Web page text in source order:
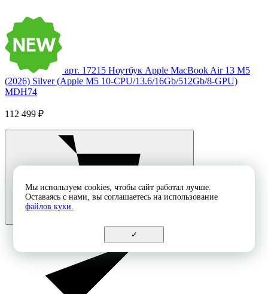
арт. 17215 Ноутбук Apple MacBook Air 13 M5
(2026) Silver (Apple M5 10-CPU/13.6/16Gb/512Gb/8-GPU)
MDH74
112 499 ₽
Мы используем cookies, чтобы сайт работал лучше.
Оставаясь с нами, вы соглашаетесь на использование
файлов куки.
✓